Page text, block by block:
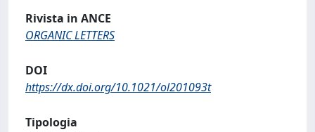
Rivista in ANCE
ORGANIC LETTERS
DOI
https://dx.doi.org/10.1021/ol201093t
Tipologia